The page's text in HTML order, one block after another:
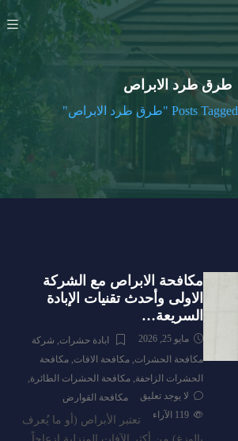
طرق طرد الابراص
Posts Tagged "طرق طرد الابراص"
مكافحة الابراص مع الشركة
الاولى وأحدث تقنيات الإبادة
السريعة…
مايو 25, 2026 ابادة حشرات, شركة
مكافحة الحشرات,مكافحة الافات,مكافحة
الحشرات الزاحفة,مكافحة الحشرات الطائرة,
مكافحة القوارض
لا يوجد تعليق
119
الآراء
تعتبر الأبراص (أو ما يُعرف